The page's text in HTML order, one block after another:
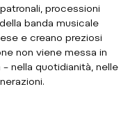
processioni
banda musicale
e creano preziosi
non viene messa in
nella quotidianità, nelle